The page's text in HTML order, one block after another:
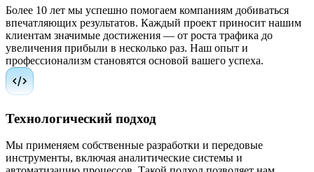
Более 10 лет мы успешно помогаем компаниям добиваться
впечатляющих результатов. Каждый проект приносит нашим
клиентам значимые достижения — от роста трафика до
увеличения прибыли в несколько раз. Наш опыт и
профессионализм становятся основой вашего успеха.
Технологический подход
Мы применяем собственные разработки и передовые
инструменты, включая аналитические системы и